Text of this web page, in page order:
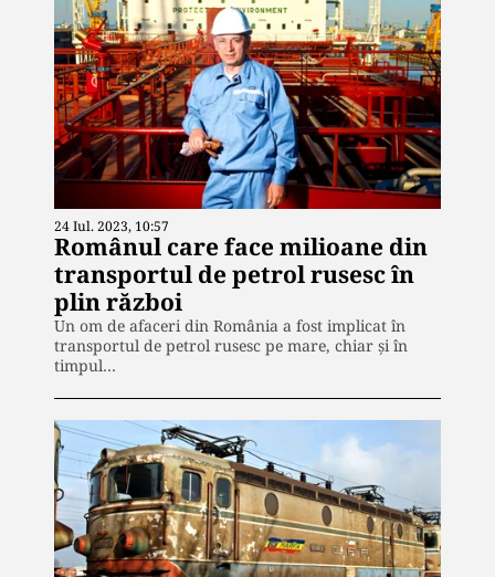
24 Iul. 2023, 10:57
Românul care face milioane din
transportul de petrol rusesc în
plin război
Un om de afaceri din România a fost implicat în
transportul de petrol rusesc pe mare, chiar și în
timpul…